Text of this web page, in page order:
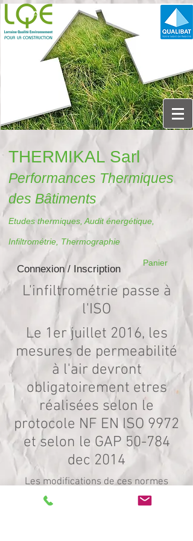
THERMIKAL Sarl
Performances Thermiques
des Bâtiments
Etudes thermiques, Audit énergétique,
Infiltrométrie, Thermographie
Connexion / Inscription
Panier
L'infiltrométrie passe à
l'ISO
Le 1er juillet 2016, les
mesures de permeabilité
à l'air devront
obligatoirement etres
réalisées selon le
protocole NF EN ISO 9972
et selon le GAP 50-784
dec 2014
Les modifications de ces normes
seront détaillées prochainement...
Atbat, échantillonage, etc